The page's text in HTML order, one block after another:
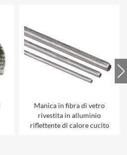
Manica in fibra di vetro
rivestita in alluminio
riflettente di calore cucito